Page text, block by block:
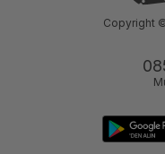
Copyright